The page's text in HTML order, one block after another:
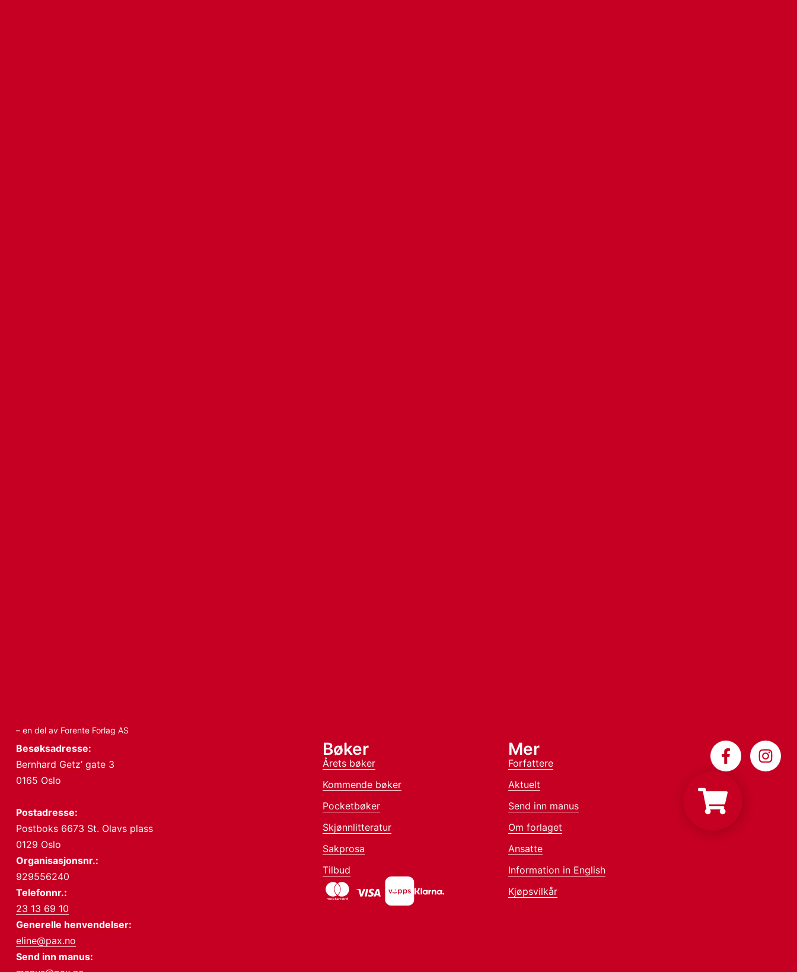
– en del av Forente Forlag AS
Besøksadresse:
Bernhard Getz’ gate 3
0165 Oslo
Postadresse:
Postboks 6673 St. Olavs plass
0129 Oslo
Organisasjonsnr.:
929556240
Telefonnr.:
23 13 69 10
Generelle henvendelser:
eline@pax.no
Send inn manus:
Bøker
Årets bøker
Kommende bøker
Pocketbøker
Skjønnlitteratur
Sakprosa
Tilbud
Mer
Forfattere
Aktuelt
Send inn manus
Om forlaget
Ansatte
Information in English
Kjøpsvilkår